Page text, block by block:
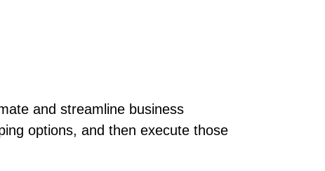
and streamline business
options, and then execute those